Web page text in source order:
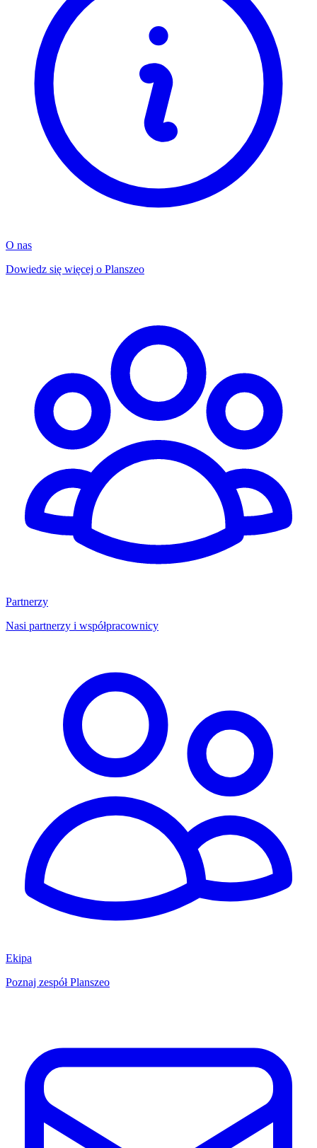
O nas
Dowiedz się więcej o Planszeo
Partnerzy
Nasi partnerzy i współpracownicy
Ekipa
Poznaj zespół Planszeo